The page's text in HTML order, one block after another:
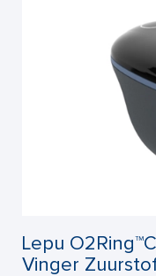
Lepu
Vinger